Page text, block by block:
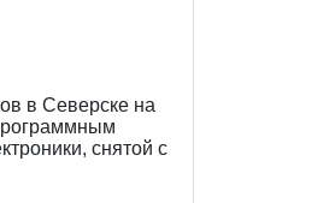
в Северске на
снятой с